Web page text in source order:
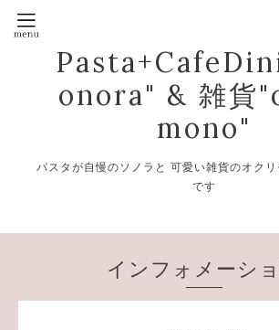
onora" & 雑貨
mono"
パスタが自慢のソノラと 可愛い雑貨のオク
です
インフォメーシ